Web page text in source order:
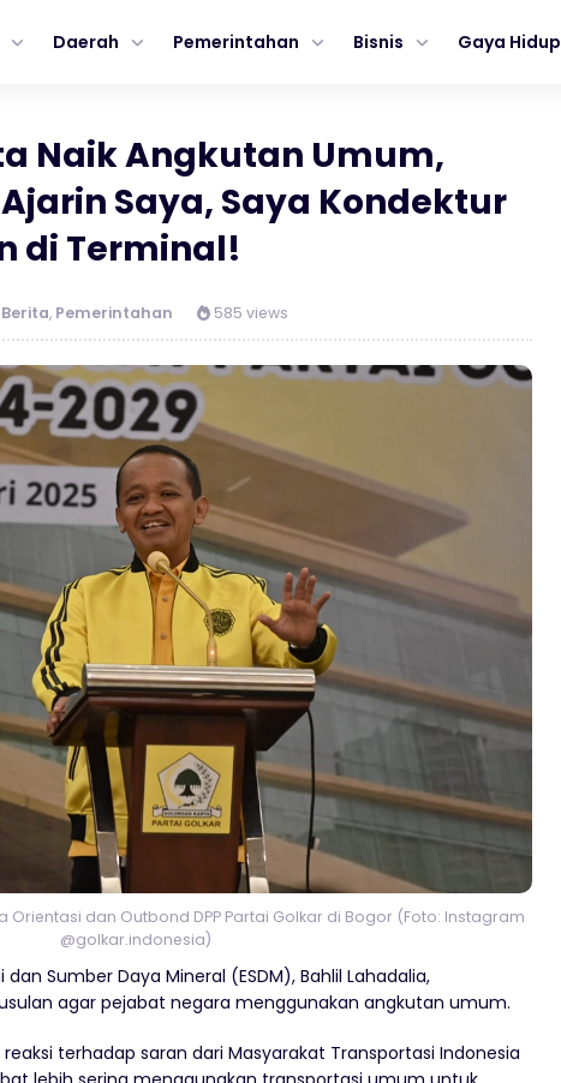
Daerah Pemerintahan Bisnis Gaya Hidup
Naik Angkutan Umum,
Saya, Saya Kondektur
di Terminal!
Berita, Pemerintahan 585 views
Orientasi dan Outbond DPP Partai Golkar di Bogor (Foto: Instagram
@golkar.indonesia)
dan Sumber Daya Mineral (ESDM), Bahlil Lahadalia,
agar pejabat negara menggunakan angkutan umum.
terhadap saran dari Masyarakat Transportasi Indonesia